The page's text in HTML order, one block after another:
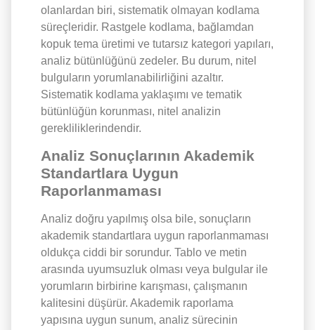
olanlardan biri, sistematik olmayan kodlama
süreçleridir. Rastgele kodlama, bağlamdan
kopuk tema üretimi ve tutarsız kategori yapıları,
analiz bütünlüğünü zedeler. Bu durum, nitel
bulguların yorumlanabilirliğini azaltır.
Sistematik kodlama yaklaşımı ve tematik
bütünlüğün korunması, nitel analizin
gerekliliklerindendir.
Analiz Sonuçlarının Akademik
Standartlara Uygun
Raporlanmaması
Analiz doğru yapılmış olsa bile, sonuçların
akademik standartlara uygun raporlanmaması
oldukça ciddi bir sorundur. Tablo ve metin
arasında uyumsuzluk olması veya bulgular ile
yorumların birbirine karışması, çalışmanın
kalitesini düşürür. Akademik raporlama
yapısına uygun sunum, analiz sürecinin